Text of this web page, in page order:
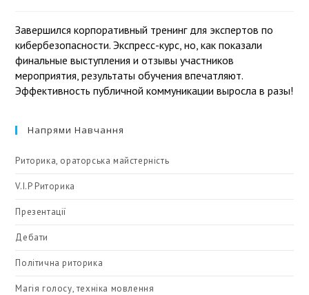
Завершился корпоративный тренинг для экспертов по
кибербезопасности. Экспресс-курс, но, как показали
финальные выступления и отзывы участников
мероприятия, результаты обучения впечатляют.
Эффективность публичной коммуникации выросла в разы!
Напрями Навчання
Риторика, ораторська майстерність
V.I.P Риторика
Презентації
Дебати
Політична риторика
Магія голосу, техніка мовлення